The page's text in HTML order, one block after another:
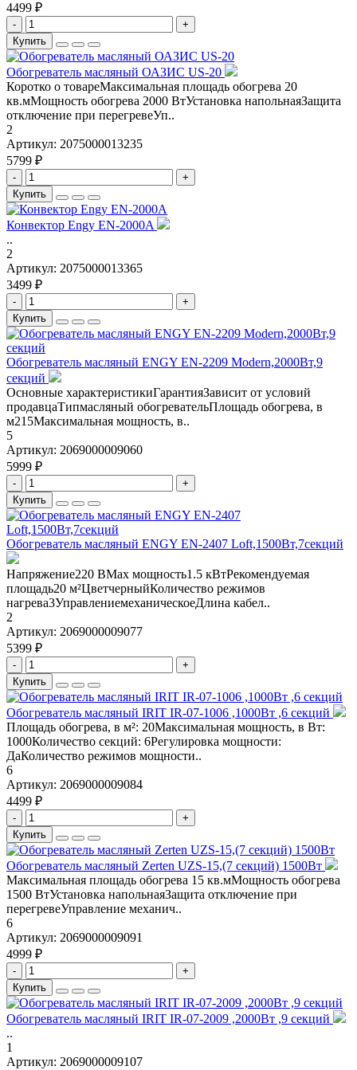
4499 ₽
-
+
Купить
Обогреватель масляный ОАЗИС US-20
Коротко о товареМаксимальная площадь обогрева 20
кв.мМощность обогрева 2000 ВтУстановка напольнаяЗащита
отключение при перегревеУп..
2
Артикул: 2075000013235
5799 ₽
-
+
Купить
Конвектор Engy EN-2000A
..
2
Артикул: 2075000013365
3499 ₽
-
+
Купить
Обогреватель масляный ENGY EN-2209 Modern,2000Вт,9
секций
Основные характеристикиГарантияЗависит от условий
продавцаТипмасляный обогревательПлощадь обогрева, в
м215Максимальная мощность, в..
5
Артикул: 2069000009060
5999 ₽
-
+
Купить
Обогреватель масляный ENGY EN-2407 Loft,1500Вт,7секций
Напряжение220 ВMax мощность1.5 кВтРекомендуемая
площадь20 м²ЦветчерныйКоличество режимов
нагрева3УправлениемеханическоеДлина кабел..
2
Артикул: 2069000009077
5399 ₽
-
+
Купить
Обогреватель масляный IRIT IR-07-1006 ,1000Вт ,6 секций
Площадь обогрева, в м²: 20Максимальная мощность, в Вт:
1000Количество секций: 6Регулировка мощности:
ДаКоличество режимов мощности..
6
Артикул: 2069000009084
4499 ₽
-
+
Купить
Обогреватель масляный Zerten UZS-15,(7 секций) 1500Вт
Максимальная площадь обогрева 15 кв.мМощность обогрева
1500 ВтУстановка напольнаяЗащита отключение при
перегревеУправление механич..
6
Артикул: 2069000009091
4999 ₽
-
+
Купить
Обогреватель масляный IRIT IR-07-2009 ,2000Вт ,9 секций
..
1
Артикул: 2069000009107